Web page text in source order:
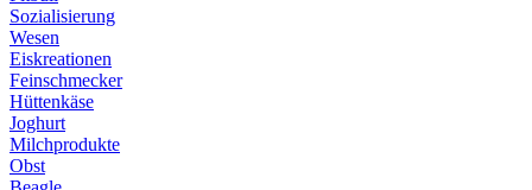
Sozialisierung
Wesen
Eiskreationen
Feinschmecker
Hüttenkäse
Joghurt
Milchprodukte
Obst